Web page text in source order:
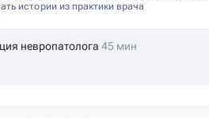
истории из практики врача
невропатолога 45 мин